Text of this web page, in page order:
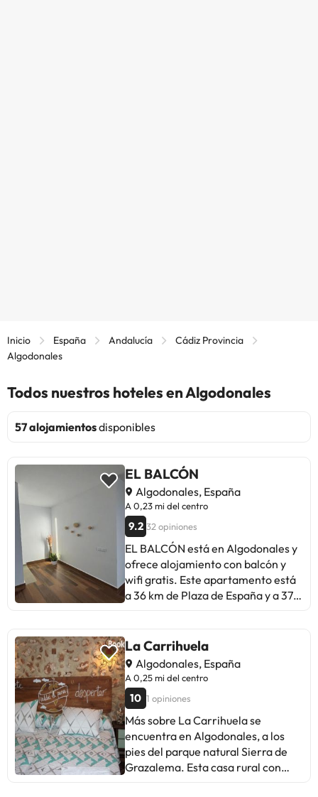
Inicio España Andalucía
Cádiz Provincia
Algodonales
Todos nuestros hoteles en Algodonales
57 alojamientosdisponibles
EL BALCÓN
Algodonales, España
A 0,23 mi del centro
9.2 32 opiniones
EL BALCÓN está en Algodonales y
ofrece alojamiento con balcón y
wifi gratis. Este apartamento está
a 36 km de Plaza de España y a 37
acondicionado ofrece acceso
directo a una terraza y cuenta con 1
dormitorio y cocina totalmente
equipada. Hay TV de pantalla
plana. Cueva del Gato está a 34 km
del alojamiento, y Alameda del
Tajo está a 36 km. El aeropuerto
(Aeropuerto de Jerez) está a 79
km.En este alojamiento no se
La Carrihuela
Algodonales, España
A 0,25 mi del centro
10 1 opiniones
Más sobre La Carrihuela se
encuentra en Algodonales, a los
pies del parque natural Sierra de
Grazalema. Esta casa rural con